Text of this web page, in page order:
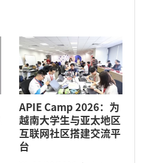
APIE Camp 2026：为
越南大学生与亚太地区
互联网社区搭建交流平
台